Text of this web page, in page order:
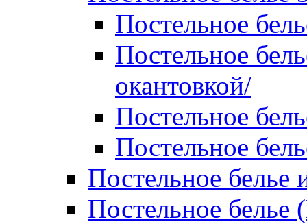
Постельное
Постельное
окантовкой/
Постельное
Постельное
Постельное белье
Постельное